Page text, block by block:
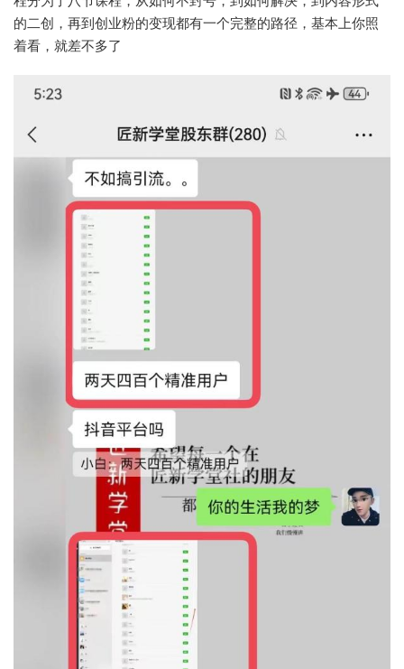
的二创，再到创业粉的变现都有一个完整的路径，基本上你照
着看，就差不多了